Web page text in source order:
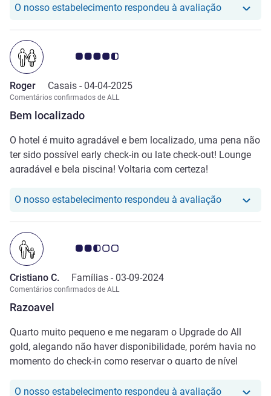
apartamentos, tamanho dos apartamentos, todos os
O nosso estabelecimento respondeu à avaliaçãoO nosso
Bem localizado
Nota clientes Avis 4.5/5
Roger Casais - 04-04-2025
Comentários confirmados de ALL
O hotel é muito agradável e bem localizado, uma pena não
ter sido possível early check-in ou late check-out! Lounge
agradável e bela piscina! Voltaria com certeza!
O nosso estabelecimento respondeu à avaliaçãoO nosso
Razoavel
Nota clientes Avis 2.5/5
Cristiano C. Famílias - 03-09-2024
Comentários confirmados de ALL
Quarto muito pequeno e me negaram o Upgrade do All
gold, alegando não haver disponibilidade, porém havia no
momento do check-in como reservar o quarto de nível
mentira.
O nosso estabelecimento respondeu à avaliaçãoO nosso